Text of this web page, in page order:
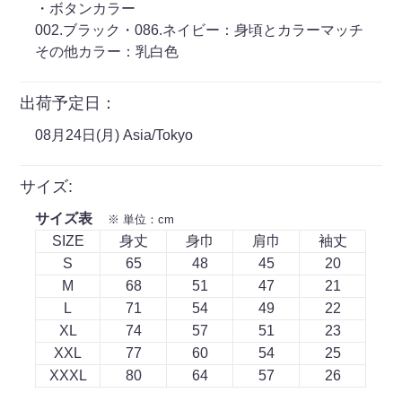
・ボタンカラー
002.ブラック・086.ネイビー：身頃とカラーマッチ
その他カラー：乳白色
出荷予定日：
08月24日(月) Asia/Tokyo
サイズ:
サイズ表 ※ 単位：cm
SIZE 身丈 身巾 肩巾
袖丈
S
65 48 45
20
M
68 51 47
21
L
71 54 49
22
XL
74 57 51
23
XXL
77 60 54
25
XXXL
80 64 57 26